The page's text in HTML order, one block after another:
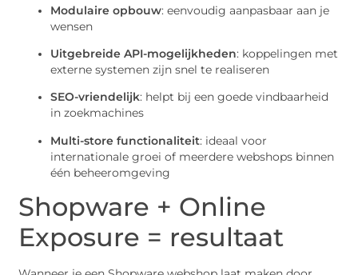
Modulaire opbouw: eenvoudig aanpasbaar aan je
wensen
Uitgebreide API-mogelijkheden: koppelingen met
externe systemen zijn snel te realiseren
SEO-vriendelijk: helpt bij een goede vindbaarheid
in zoekmachines
Multi-store functionaliteit: ideaal voor
internationale groei of meerdere webshops binnen
één beheeromgeving
Shopware + Online
Exposure = resultaat